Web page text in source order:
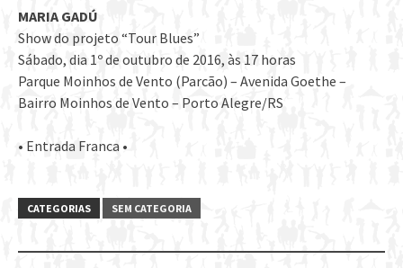
MARIA GADÚ
Show do projeto “Tour Blues”
Sábado, dia 1º de outubro de 2016, às 17 horas
Parque Moinhos de Vento (Parcão) – Avenida Goethe –
Bairro Moinhos de Vento – Porto Alegre/RS
• Entrada Franca •
CATEGORIAS SEM CATEGORIA